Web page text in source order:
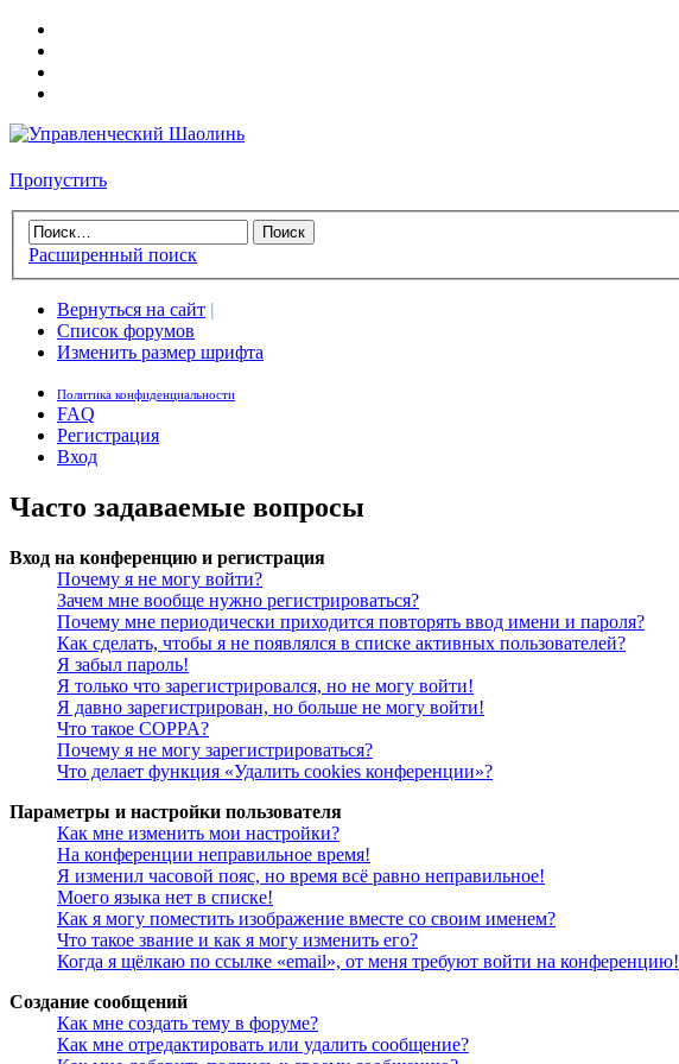
Пропустить
Расширенный поиск
Вернуться на сайт |
Список форумов
Изменить размер шрифта
Политика конфиденциальности
FAQ
Регистрация
Вход
Часто задаваемые вопросы
Вход на конференцию и регистрация
Почему я не могу войти?
Зачем мне вообще нужно регистрироваться?
Почему мне периодически приходится повторять ввод имени и пароля?
Как сделать, чтобы я не появлялся в списке активных пользователей?
Я забыл пароль!
Я только что зарегистрировался, но не могу войти!
Я давно зарегистрирован, но больше не могу войти!
Что такое COPPA?
Почему я не могу зарегистрироваться?
Что делает функция «Удалить cookies конференции»?
Параметры и настройки пользователя
Как мне изменить мои настройки?
На конференции неправильное время!
Я изменил часовой пояс, но время всё равно неправильное!
Моего языка нет в списке!
Как я могу поместить изображение вместе со своим именем?
Что такое звание и как я могу изменить его?
Когда я щёлкаю по ссылке «email», от меня требуют войти на конференцию!
Создание сообщений
Как мне создать тему в форуме?
Как мне отредактировать или удалить сообщение?